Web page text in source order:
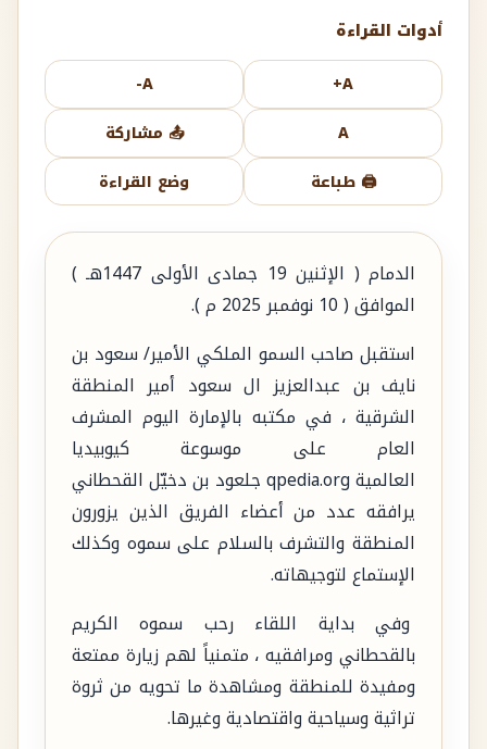
أدوات القراءة
A+
A-
A
📤 مشاركة
🖨️ طباعة
وضع القراءة
الدمام ( الإثنين 19 جمادى الأولى 1447هـ )
الموافق ( 10 نوفمبر 2025 م ).
استقبل صاحب السمو الملكي الأمير/ سعود بن
نايف بن عبدالعزيز ال سعود أمير المنطقة
الشرقية ، في مكتبه بالإمارة اليوم المشرف
العام على موسوعة كيوبيديا
العالمية ‪qpedia.org‬ جلعود بن دخيّل القحطاني
يرافقه عدد من أعضاء الفريق الذين يزورون
المنطقة والتشرف بالسلام على سموه وكذلك
الإستماع لتوجيهاته.
وفي بداية اللقاء رحب سموه الكريم
بالقحطاني ومرافقيه ، متمنياً لهم زيارة ممتعة
ومفيدة للمنطقة ومشاهدة ما تحويه من ثروة
تراثية وسياحية واقتصادية وغيرها.